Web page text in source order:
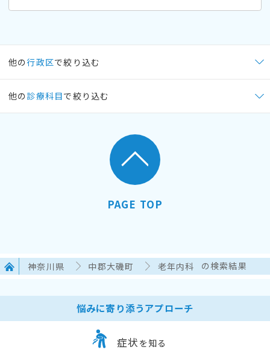
他の行政区で絞り込む
他の 診療科目で絞り込む
PAGE TOP
神奈川県 中郡大磯町 老年内科 の検索結果
悩みに寄り添うアプローチ
症状 を知る